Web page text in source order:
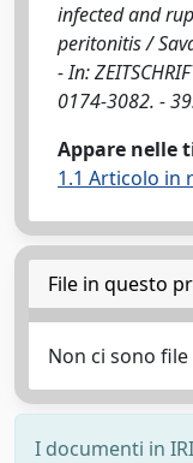
infected and
peritonitis /
- In:
0174-3082. -
Appare nelle
1.1 Articolo in
File in questo
Non ci sono
I documenti in